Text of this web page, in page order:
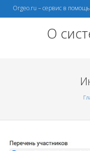
Перейти
к
Orgeo.ru – сервис в
О